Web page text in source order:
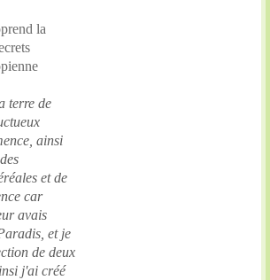
la
terre de
ainsi
et de
car
avais
et je
de deux
j'ai créé